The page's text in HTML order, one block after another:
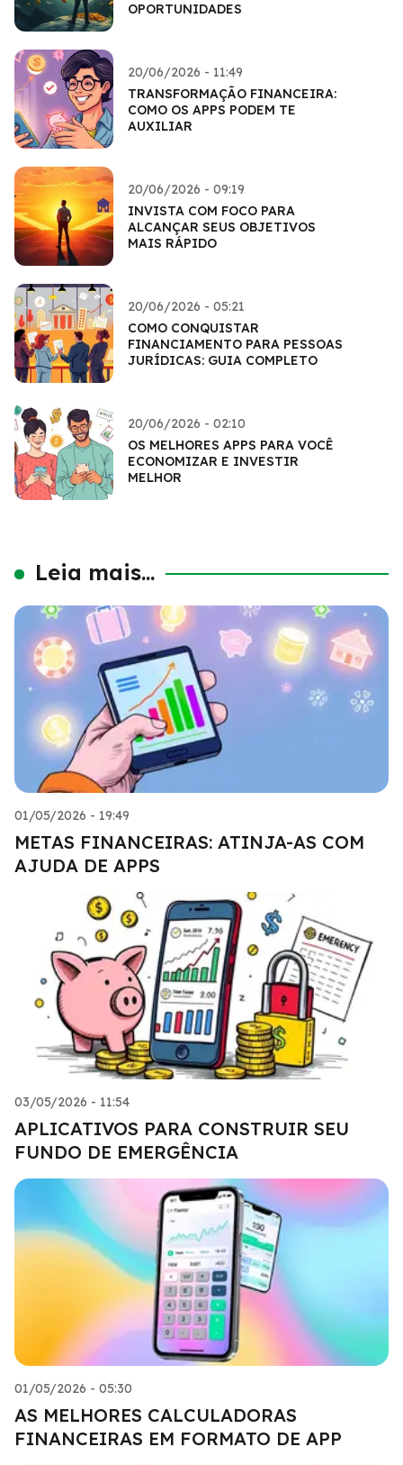
OPORTUNIDADES
20/06/2026 - 11:49
TRANSFORMAÇÃO FINANCEIRA:
COMO OS APPS PODEM TE
AUXILIAR
20/06/2026 - 09:19
INVISTA COM FOCO PARA
ALCANÇAR SEUS OBJETIVOS
MAIS RÁPIDO
20/06/2026 - 05:21
COMO CONQUISTAR
FINANCIAMENTO PARA PESSOAS
JURÍDICAS: GUIA COMPLETO
20/06/2026 - 02:10
OS MELHORES APPS PARA VOCÊ
ECONOMIZAR E INVESTIR
MELHOR
Leia mais...
01/05/2026 - 19:49
METAS FINANCEIRAS: ATINJA-AS COM
AJUDA DE APPS
03/05/2026 - 11:54
APLICATIVOS PARA CONSTRUIR SEU
FUNDO DE EMERGÊNCIA
01/05/2026 - 05:30
AS MELHORES CALCULADORAS
FINANCEIRAS EM FORMATO DE APP